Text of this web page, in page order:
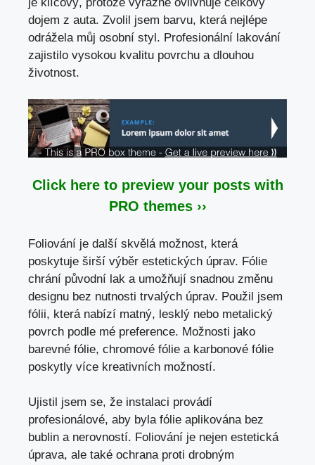
dojem z auta. Zvolil jsem barvu, která nejlépe
odrážela můj osobní styl. Profesionální lakování
zajistilo vysokou kvalitu povrchu a dlouhou
životnost.
Click here to preview your posts with
PRO themes ››
Foliování je další skvělá možnost, která
poskytuje širší výběr estetických úprav. Fólie
chrání původní lak a umožňují snadnou změnu
designu bez nutnosti trvalých úprav. Použil jsem
fólii, která nabízí matný, lesklý nebo metalický
povrch podle mé preference. Možnosti jako
barevné fólie, chromové fólie a karbonové fólie
poskytly více kreativních možností.
Ujistil jsem se, že instalaci provádí
profesionálové, aby byla fólie aplikována bez
bublin a nerovností. Foliování je nejen estetická
úprava, ale také ochrana proti drobným